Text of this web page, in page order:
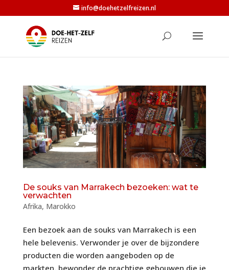
info@doehetzelfreizen.nl
De souks van Marrakech bezoeken: wat te
verwachten
Afrika, Marokko
Een bezoek aan de souks van Marrakech is een
hele belevenis. Verwonder je over de bijzondere
producten die worden aangeboden op de
markten, bewonder de prachtige gebouwen die je